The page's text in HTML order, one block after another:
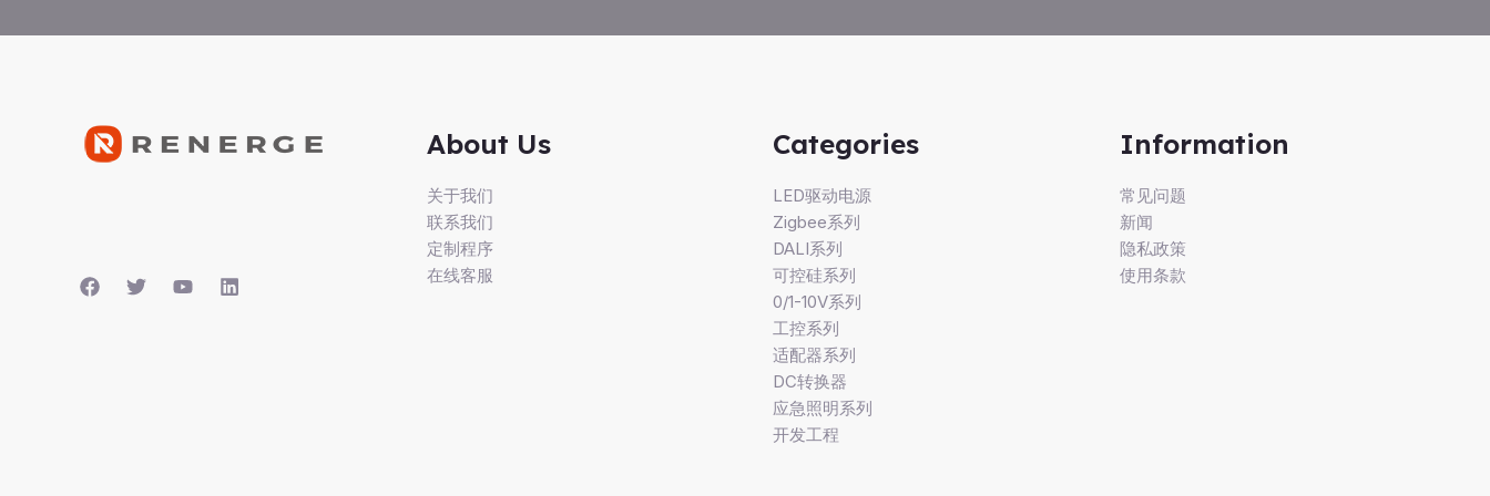
About Us
关于我们
联系我们
定制程序
在线客服
Categories
LED驱动电源
Zigbee系列
DALI系列
可控硅系列
0/1-10V系列
工控系列
适配器系列
DC转换器
应急照明系列
开发工程
Information
常见问题
新闻
隐私政策
使用条款